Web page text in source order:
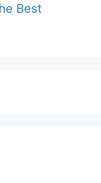
Best